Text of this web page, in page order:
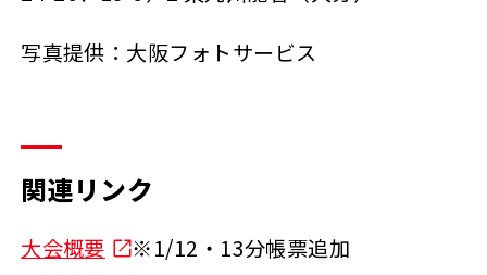
写真提供：大阪フォトサービス
関連リンク
大会概要 ※1/12・13分帳票追加